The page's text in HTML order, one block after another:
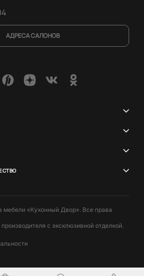
АДРЕСА САЛОНОВ
мебели «Кухонный Двор». Все права
с эксклюзивной отделкой.